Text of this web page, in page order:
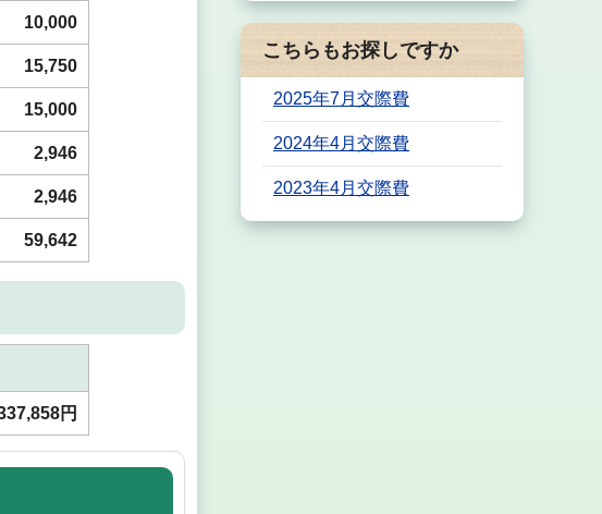
10,000
15,750
15,000
2,946
2,946
59,642
円
こちらもお探しですか
2025年7月交際費
2024年4月交際費
2023年4月交際費